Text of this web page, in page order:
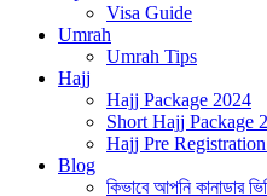
Visa Guide
Umrah
Umrah Tips
Hajj
Hajj Package 2024
Short Hajj Package
Hajj Pre
Blog
কিভাবে আপনি কানাডার